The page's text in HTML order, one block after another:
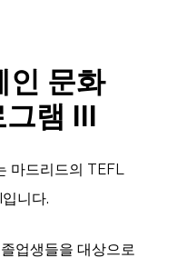
인 문화
램 III
마드리드의 TEFL
니다.
업생들을 대상으로